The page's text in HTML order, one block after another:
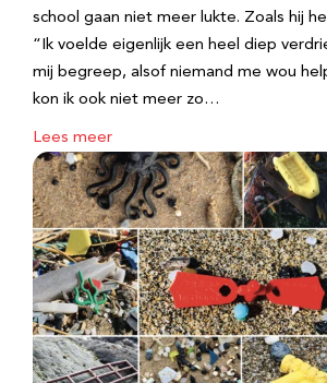
school gaan niet meer lukte. Zoals hij
“Ik voelde eigenlijk een heel diep
mij begreep, alsof niemand me wou
kon ik ook niet meer zo…
Lees meer